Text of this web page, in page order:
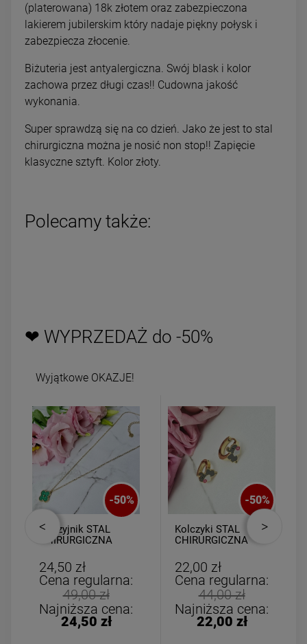
(platerowana) 18k złotem oraz zabezpieczona
lakierem jubilerskim który nadaje piękny połysk i
zabezpiecza złocenie.
Biżuteria jest antyalergiczna. Swój blask i kolor
zachowa przez długi czas!! Cudowna jakość
wykonania.
Super sprawdzą się na co dzień. Jako że jest to stal
chirurgiczna można je nosić non stop!! Zapięcie
klasyczne sztyft. Kolor złoty.
Polecamy także:
❤ WYPRZEDAŻ do -50%
Wyjątkowe OKAZJE!
-50%
Naszyjnik STAL
CHIRURGICZNA
koniczyna złoty rant
24,50 zł
Cena regularna:
49,00 zł
Najniższa cena:
24,50 zł
-50%
Kolczyki STAL
CHIRURGICZNA
biały
22,00 zł
Cena regularna:
44,00 zł
Najniższa cena:
22,00 zł